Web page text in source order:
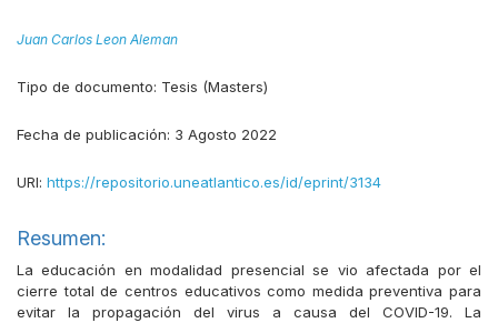
Juan Carlos Leon Aleman
Tipo de documento: Tesis (Masters)
Fecha de publicación: 3 Agosto 2022
URI: https://repositorio.uneatlantico.es/id/eprint/3134
Resumen:
La educación en modalidad presencial se vio afectada por el
cierre total de centros educativos como medida preventiva para
evitar la propagación del virus a causa del COVID-19. La